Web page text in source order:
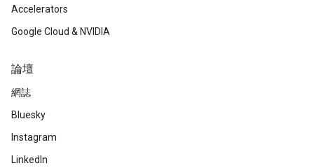
Accelerators
Google Cloud & NVIDIA
論壇
網誌
Bluesky
Instagram
LinkedIn